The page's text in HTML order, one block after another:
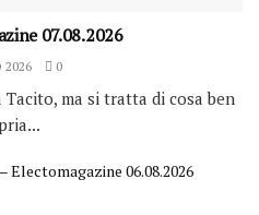
07.08.2026
2026 0
ma si tratta di cosa ben
Electomagazine 06.08.2026